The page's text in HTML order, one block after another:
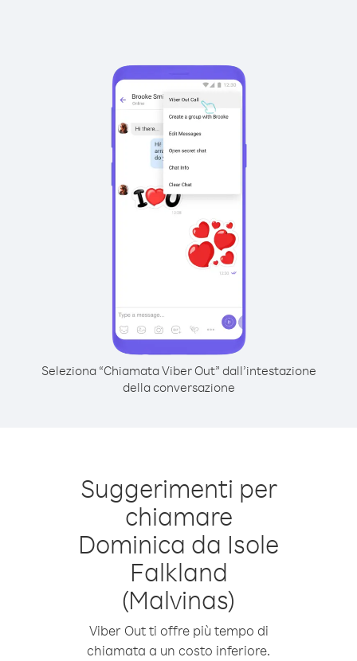
Seleziona “Chiamata Viber Out” dall’intestazione
della conversazione
Suggerimenti per
chiamare
Dominica da Isole
Falkland
(Malvinas)
Viber Out ti offre più tempo di
chiamata a un costo inferiore.